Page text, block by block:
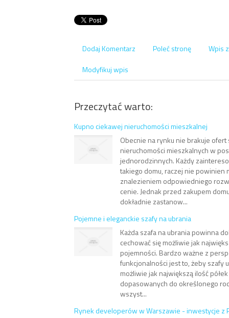
Dodaj Komentarz Poleć stronę
Wpis
Modyfikuj wpis
Przeczytać warto:
Kupno ciekawej nieruchomości mieszkalnej
Obecnie na rynku nie brakuje
nieruchomości mieszkalnych w
jednorodzinnych. Każdy
takiego domu, raczej nie powinien
znalezieniem odpowiedniego
cenie. Jednak przed zakupem
dokładnie zastanow...
Pojemne i eleganckie szafy na ubrania
Każda szafa na ubrania powinna
cechować się możliwie jak
pojemności. Bardzo ważne z
funkcjonalności jest to, żeby szafy
możliwie jak największą ilość
dopasowanych do określonego
wszyst...
Rynek developerów w Warszawie - inwestycje z